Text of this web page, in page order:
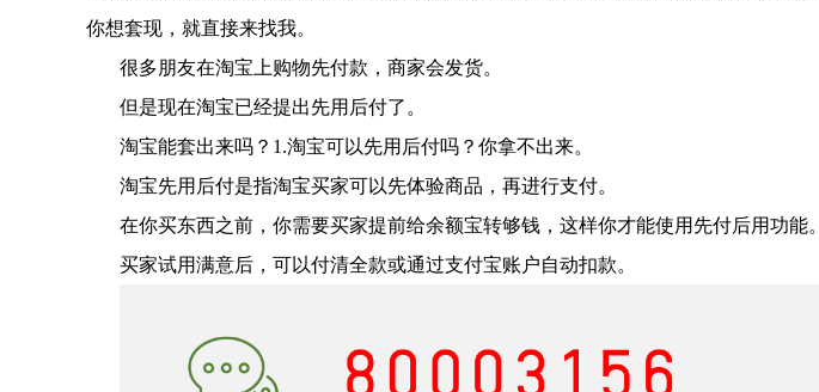
你想套现，就直接来找我。
很多朋友在淘宝上购物先付款，商家会发货。
但是现在淘宝已经提出先用后付了。
淘宝能套出来吗？ 1.淘宝可以先用后付吗？你拿不出来。
淘宝先用后付是指淘宝买家可以先体验商品，再进行支付。
在你买东西之前，你需要买家提前给余额宝转够钱，这样你才能使用先付后用功能。
买家试用满意后，可以付清全款或通过支付宝账户自动扣款。